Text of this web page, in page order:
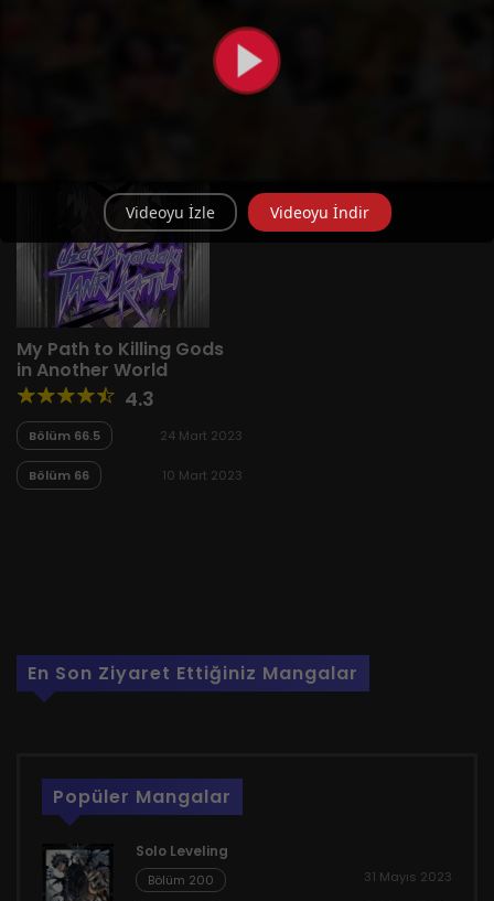
My Path to Killing Gods
in Another World
4.3
Bölüm 66.5 24 Mart 2023
Bölüm 66 10 Mart 2023
En Son Ziyaret Ettiğiniz Mangalar
Popüler Mangalar
Solo Leveling
Bölüm 200 31 Mayıs 2023
Videoyu İzle Videoyu İndir